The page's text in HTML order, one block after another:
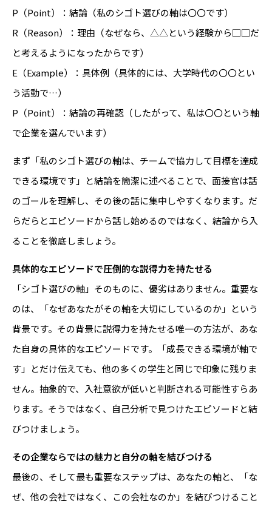
P（Point）：結論（私のシゴト選びの軸は〇〇です）
R（Reason）：理由（なぜなら、△△という経験から□□だ
と考えるようになったからです）
E（Example）：具体例（具体的には、大学時代の〇〇とい
う活動で…）
P（Point）：結論の再確認（したがって、私は〇〇という軸
で企業を選んでいます）
まず「私のシゴト選びの軸は、チームで協力して目標を達成
できる環境です」と結論を簡潔に述べることで、面接官は話
のゴールを理解し、その後の話に集中しやすくなります。だ
らだらとエピソードから話し始めるのではなく、結論から入
ることを徹底しましょう。
具体的なエピソードで圧倒的な説得力を持たせる
「シゴト選びの軸」そのものに、優劣はありません。重要な
のは、「なぜあなたがその軸を大切にしているのか」という
背景です。その背景に説得力を持たせる唯一の方法が、あな
た自身の具体的なエピソードです。「成長できる環境が軸で
す」とだけ伝えても、他の多くの学生と同じで印象に残りま
せん。抽象的で、入社意欲が低いと判断される可能性すらあ
ります。そうではなく、自己分析で見つけたエピソードと結
びつけましょう。
その企業ならではの魅力と自分の軸を結びつける
最後の、そして最も重要なステップは、あなたの軸と、「な
ぜ、他の会社ではなく、この会社なのか」を結びつけること